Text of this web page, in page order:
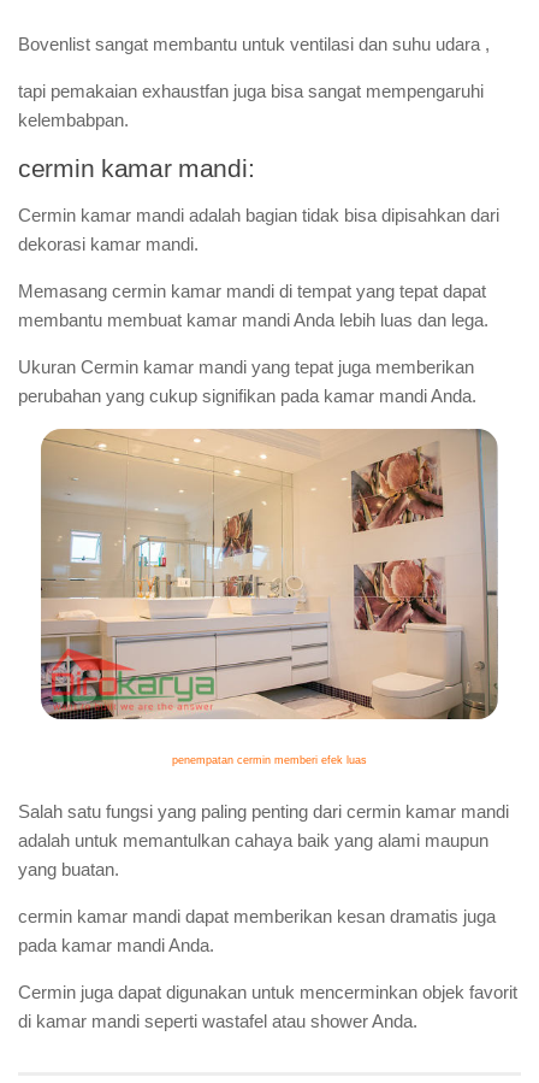
Bovenlist sangat membantu untuk ventilasi dan suhu udara ,
tapi pemakaian exhaustfan juga bisa sangat mempengaruhi
kelembabpan.
cermin kamar mandi:
Cermin kamar mandi adalah bagian tidak bisa dipisahkan dari
dekorasi kamar mandi.
Memasang cermin kamar mandi di tempat yang tepat dapat
membantu membuat kamar mandi Anda lebih luas dan lega.
Ukuran Cermin kamar mandi yang tepat juga memberikan
perubahan yang cukup signifikan pada kamar mandi Anda.
penempatan cermin memberi efek luas
Salah satu fungsi yang paling penting dari cermin kamar mandi
adalah untuk memantulkan cahaya baik yang alami maupun
yang buatan.
cermin kamar mandi dapat memberikan kesan dramatis juga
pada kamar mandi Anda.
Cermin juga dapat digunakan untuk mencerminkan objek favorit
di kamar mandi seperti wastafel atau shower Anda.